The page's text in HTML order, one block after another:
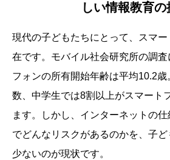
しい情報教育の
現代の子どもたちにとって、スマ
在です。モバイル社会研究所の調査
フォンの所有開始年齢は平均10.2
数、中学生では8割以上がスマート
ます。しかし、インターネットの
でどんなリスクがあるのかを、子
少ないのが現状です。